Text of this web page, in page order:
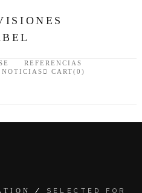
REFERENCIAS
NOTICIAS CART(0)
/
SELECTED FOR